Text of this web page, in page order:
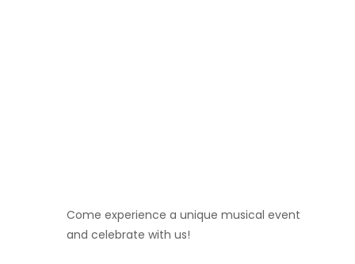
Come experience a unique musical event
and celebrate with us!